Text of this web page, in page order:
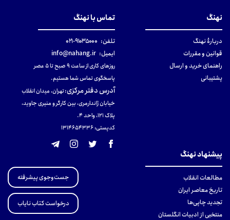
نهنگ
دربارهٔ نهنگ
قوانین و مقررات
راهنمای خرید و ارسال
پشتیبانی
تماس با نهنگ
تلفن: ۹۱۰۳۵۰۰۰-۰۲۱
ایمیل: info@nahang.ir
روزهای کاری از ساعت ۹ صبح تا ۵ عصر
پاسخگوی تماس شما هستیم.
آدرس دفتر مرکزی:تهران، میدان انقلاب
خیابان ژاندارمری، بین کارگر و منیری جاوید،
پلاک 121، واحد ۴.
کدپستی: 131465433۶
پیشنهاد نهنگ
مطالعات انقلاب
تاریخ معاصر ایران
تجدید چاپی‌ها
منتخبی از ادبیات انگلستان
جست‌وجوی پیشرفته
درخواست کتاب نایاب